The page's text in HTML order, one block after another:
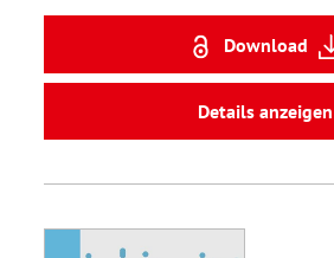
Download
Details anzeigen